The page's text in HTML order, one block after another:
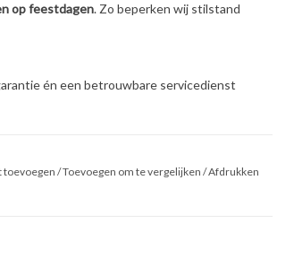
op feestdagen. Zo beperken wij stilstand
én een betrouwbare servicedienst
toevoegen /Toevoegen om te vergelijken /Afdrukken